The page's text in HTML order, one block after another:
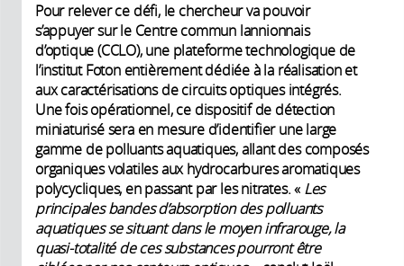
Pour relever ce défi, le chercheur va pouvoir
s’appuyer sur le Centre commun lannionnais
d’optique (CCLO), une plateforme technologique de
l’institut Foton entièrement dédiée à la réalisation et
aux caractérisations de circuits optiques intégrés.
Une fois opérationnel, ce dispositif de détection
miniaturisé sera en mesure d’identifier une large
gamme de polluants aquatiques, allant des composés
organiques volatiles aux hydrocarbures aromatiques
polycycliques, en passant par les nitrates. « Les
principales bandes d’absorption des polluants
aquatiques se situant dans le moyen infrarouge, la
quasi-totalité de ces substances pourront être